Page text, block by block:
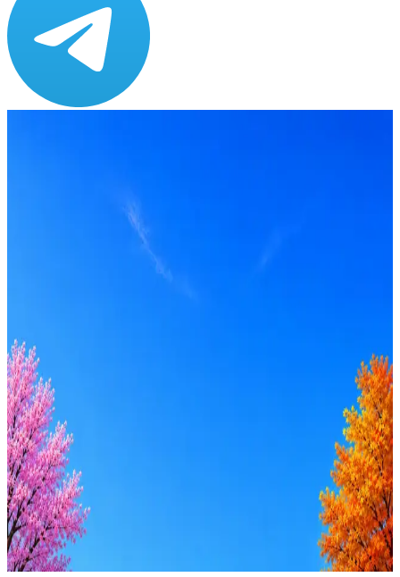
Оффер быстрее с Эйч
Будьте осторожны: если работодатель просит войти через
Google, iCloud или Госуслуги, прислать код или пароль,
запустить ПО или перевести деньги — это мошенники.
Жмите Пожаловаться